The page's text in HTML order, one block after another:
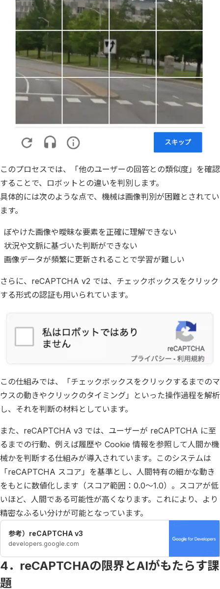
このプロセスでは、「他のユーザーの回答との類似度」を確認
することで、ロボットとの違いを判別します。
具体的には次のような点で、機械は画像判別が困難とされてい
ます。
ぼやけた画像や曖昧な要素を正確に理解できない
状況や文脈に基づいた判断ができない
画像データが頻繁に更新されることで学習が難しい
さらに、reCAPTCHA v2 では、チェックボックスをクリック
する形式の認証も用いられています。
この仕組みでは、「チェックボックスをクリックするまでのマ
ウスの動きやクリックのタイミング」といった操作過程を解析
し、それを判断の材料としています。
また、reCAPTCHA v3 では、ユーザーが reCAPTCHA に至
るまでの行動、例えば履歴や Cookie 情報を参照して人間か機
械かを判断する仕組みが導入されています。このシステムは
「reCAPTCHA スコア」を基準とし、人間特有の細かな動き
をもとに数値化します（スコア範囲：0.0〜1.0）。スコアが低
いほど、人間である可能性が高くなります。これにより、より
精密なふるい分けが可能となっています。
参考）reCAPTCHA v3
developers.google.com
4．reCAPTCHAの限界とAIがもたらす課
題